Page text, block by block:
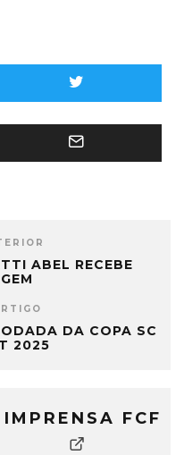
ABEL RECEBE
DA COPA SC
2025
IMPRENSA FCF